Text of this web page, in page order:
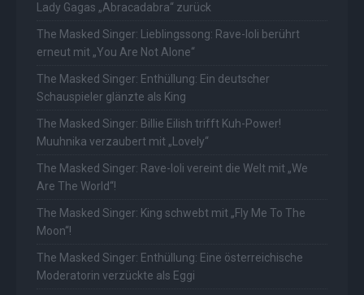
Lady Gagas „Abracadabra“ zurück
The Masked Singer: Lieblingssong: Rave-Ioli berührt
erneut mit „You Are Not Alone“
The Masked Singer: Enthüllung: Ein deutscher
Schauspieler glänzte als King
The Masked Singer: Billie Eilish trifft Kuh-Power!
Muuhnika verzaubert mit „Lovely“
The Masked Singer: Rave-Ioli vereint die Welt mit „We
Are The World“!
The Masked Singer: King schwebt mit „Fly Me To The
Moon“!
The Masked Singer: Enthüllung: Eine österreichische
Moderatorin verzückte als Eggi